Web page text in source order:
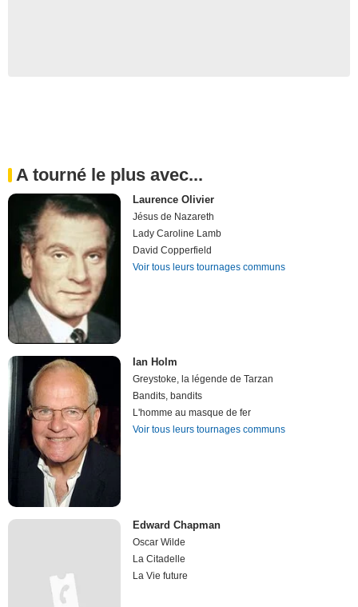
A tourné le plus avec...
Laurence Olivier
Jésus de Nazareth
Lady Caroline Lamb
David Copperfield
Voir tous leurs tournages communs
Ian Holm
Greystoke, la légende de Tarzan
Bandits, bandits
L'homme au masque de fer
Voir tous leurs tournages communs
Edward Chapman
Oscar Wilde
La Citadelle
La Vie future